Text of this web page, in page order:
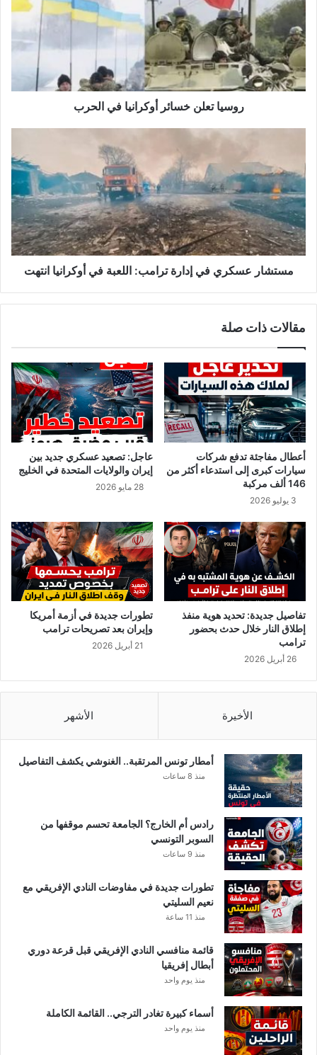
أوكرانيا
في
الحرب
روسيا تعلن خسائر أوكرانيا في الحرب
في
إدارة
ترامب:
اللعبة
في
أوكرانيا
انتهت
مستشار عسكري في إدارة ترامب: اللعبة في أوكرانيا انتهت
مقالات ذات صلة
أعطال مفاجئة تدفع شركات
سيارات كبرى إلى استدعاء أكثر من
146 ألف مركبة
3 يوليو 2026
عاجل: تصعيد عسكري جديد بين
إيران والولايات المتحدة في الخليج
28 مايو 2026
تفاصيل جديدة: تحديد هوية منفذ
إطلاق النار خلال حدث بحضور
ترامب
26 أبريل 2026
تطورات جديدة في أزمة أمريكا
وإيران بعد تصريحات ترامب
21 أبريل 2026
الأخيرة الأشهر
أمطار تونس المرتقبة.. الغنوشي يكشف التفاصيل
منذ 8 ساعات
رادس أم الخارج؟ الجامعة تحسم موقفها من
السوبر التونسي
منذ 9 ساعات
تطورات جديدة في مفاوضات النادي الإفريقي مع
نعيم السليتي
منذ 11 ساعة
قائمة منافسي النادي الإفريقي قبل قرعة دوري
أبطال إفريقيا
منذ يوم واحد
أسماء كبيرة تغادر الترجي.. القائمة الكاملة
منذ يوم واحد